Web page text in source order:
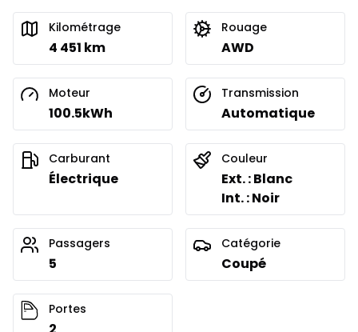
0.00 $ d'acompte • 8.99%
Financement sur 24 mois
Financement sur 24 mois
0.00 $ d'acompte • 8.99%
À partir de :
527$/Sem.
Kilométrage
4 451 km
Rouage
AWD
Moteur
100.5kWh
Transmission
Automatique
Carburant
Électrique
Couleur
Ext. : Blanc
Int. : Noir
Passagers
5
Catégorie
Coupé
Portes